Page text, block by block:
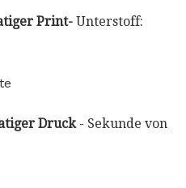
Print- Unterstoff:
Druck- Sekunde von